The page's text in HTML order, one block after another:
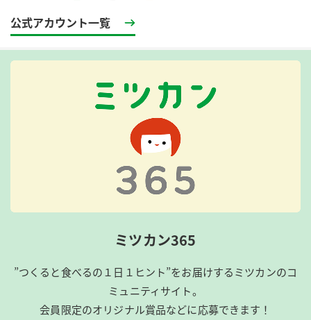
公式アカウント一覧
ミツカン365
”つくると食べるの１日１ヒント”をお届けするミツカンのコ
ミュニティサイト。
会員限定のオリジナル賞品などに応募できます！